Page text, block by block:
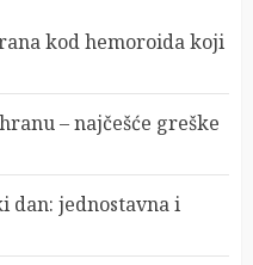
kod hemoroida koji
– najčešće greške
dan: jednostavna i